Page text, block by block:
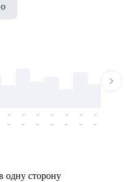
-
-
-
-
-
-
-
-
-
-
-
-
-
-
одну сторону